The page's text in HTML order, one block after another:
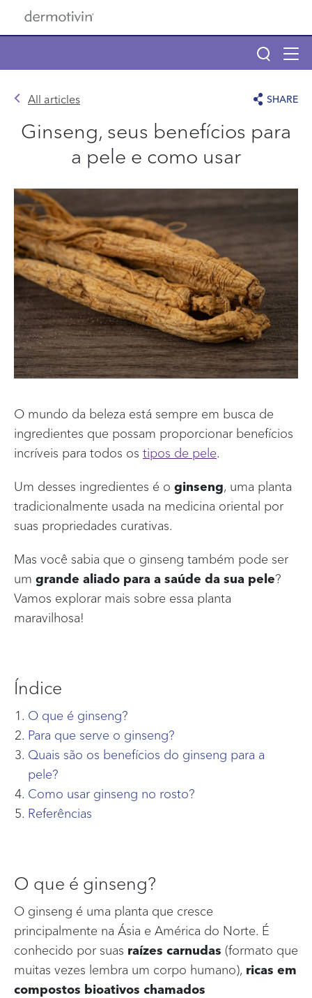
Pular para o conteúdo principal
Main navigation
Sobre Dermotivin
Benzac
Descubra seu tipo de pele
BLOG
Início
ONDE COMPRAR
FAQ
All articles SHARE
Ginseng, seus benefícios para
a pele e como usar
O mundo da beleza está sempre em busca de
ingredientes que possam proporcionar benefícios
incríveis para todos os tipos de pele.
Um desses ingredientes é o ginseng, uma planta
tradicionalmente usada na medicina oriental por
suas propriedades curativas.
Mas você sabia que o ginseng também pode ser
um grande aliado para a saúde da sua pele?
Vamos explorar mais sobre essa planta
maravilhosa!
Índice
O que é ginseng?
Para que serve o ginseng?
Quais são os benefícios do ginseng para a
pele?
Como usar ginseng no rosto?
Referências
O que é ginseng?
O ginseng é uma planta que cresce
principalmente na Ásia e América do Norte. É
conhecido por suas raízes carnudas (formato que
muitas vezes lembra um corpo humano), ricas em
compostos bioativos chamados